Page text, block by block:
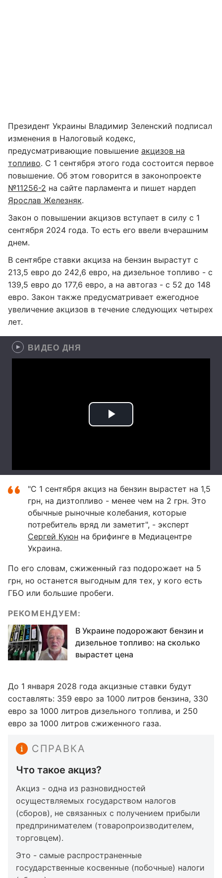
Президент Украины Владимир Зеленский подписал
изменения в Налоговый кодекс,
предусматривающие повышение акцизов на
топливо. С 1 сентября этого года состоится первое
повышение. Об этом говорится в законопроекте
№11256-2 на сайте парламента и пишет нардеп
Ярослав Железняк.
Закон о повышении акцизов вступает в силу с 1
сентября 2024 года. То есть его ввели вчерашним
днем.
В сентябре ставки акциза на бензин вырастут с
213,5 евро до 242,6 евро, на дизельное топливо - с
139,5 евро до 177,6 евро, а на автогаз - с 52 до 148
евро. Закон также предусматривает ежегодное
увеличение акцизов в течение следующих четырех
лет.
ВИДЕО ДНЯ
"С 1 сентября акциз на бензин вырастет на 1,5
грн, на дизтопливо - менее чем на 2 грн. Это
обычные рыночные колебания, которые
потребитель вряд ли заметит", - эксперт
Сергей Куюн на брифинге в Медиацентре
Украина.
По его словам, сжиженный газ подорожает на 5
грн, но останется выгодным для тех, у кого есть
ГБО или большие пробеги.
РЕКОМЕНДУЕМ:
В Украине подорожают бензин и
дизельное топливо: на сколько
вырастет цена
До 1 января 2028 года акцизные ставки будут
составлять: 359 евро за 1000 литров бензина, 330
евро за 1000 литров дизельного топлива, и 250
евро за 1000 литров сжиженного газа.
СПРАВКА
Что такое акциз?
Акциз - одна из разновидностей
осуществляемых государством налогов
(сборов), не связанных с получением прибыли
предпринимателем (товаропроизводителем,
торговцем).
Это - самые распространенные
государственные косвенные (побочные) налоги